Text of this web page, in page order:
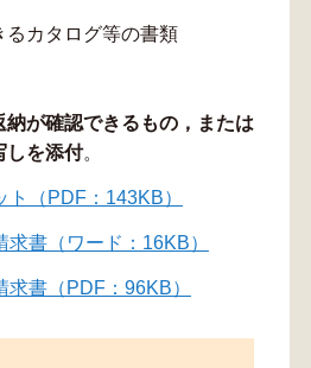
るカタログ等の書類
が確認できるもの，または
しを添付。
ト（PDF：143KB）
求書（ワード：16KB）
求書（PDF：96KB）